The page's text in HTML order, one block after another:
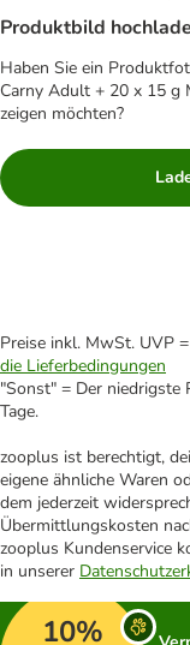
Produktbild
Haben Sie ein
Carny Adult + 20 x 15 g
zeigen möchten?
Preise inkl. MwSt. UVP
die Lieferbedingungen
"Sonst" = Der niedrigste
Tage.
zooplus ist berechtigt,
eigene ähnliche Waren
dem jederzeit
Übermittlungskosten
zooplus Kundenservice
in unserer
10%